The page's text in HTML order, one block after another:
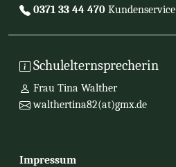
0371 33 44 470 Kundenservice
Schulelternsprecherin
Frau Tina Walther
walthertina82(at)gmx.de
Impressum